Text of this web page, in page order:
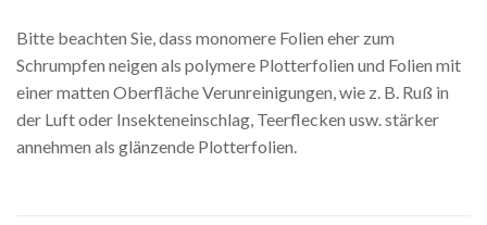
Bitte beachten Sie, dass monomere Folien eher zum
Schrumpfen neigen als polymere Plotterfolien und Folien mit
einer matten Oberfläche Verunreinigungen, wie z. B. Ruß in
der Luft oder Insekteneinschlag, Teerflecken usw. stärker
annehmen als glänzende Plotterfolien.